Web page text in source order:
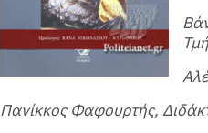
Πανίκκος Φαφουρτής,